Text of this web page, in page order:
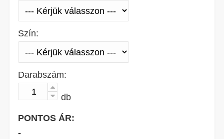
Szín:
Darabszám:
db
PONTOS ÁR:
-